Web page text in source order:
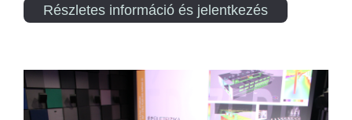
Részletes információ és jelentkezés